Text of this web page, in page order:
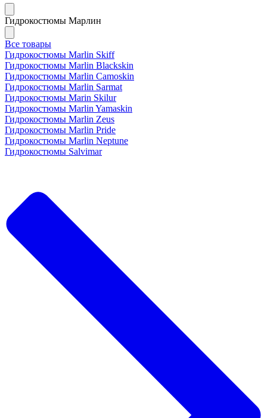
Гидрокостюмы Марлин
Все товары
Гидрокостюмы Marlin Skiff
Гидрокостюмы Marlin Blackskin
Гидрокостюмы Marlin Camoskin
Гидрокостюмы Marlin Sarmat
Гидрокостюмы Marin Skilur
Гидрокостюмы Marlin Yamaskin
Гидрокостюмы Marlin Zeus
Гидрокостюмы Marlin Pride
Гидрокостюмы Marlin Neptune
Гидрокостюмы Salvimar